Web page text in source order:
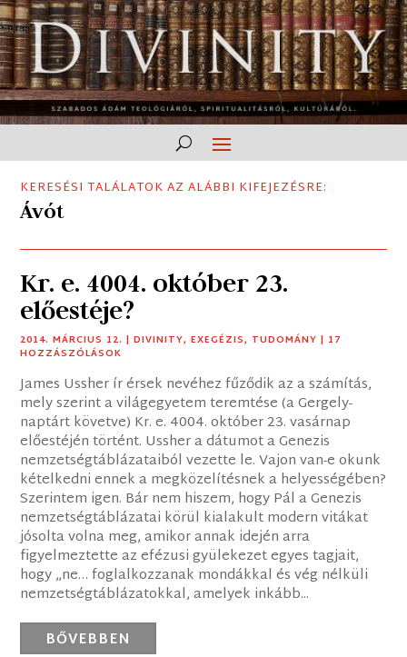
KERESÉSI TALÁLATOK AZ ALÁBBI KIFEJEZÉSRE:
Ávót
Kr. e. 4004. október 23.
előestéje?
2014. MÁRCIUS 12. |DIVINITY,EXEGÉZIS, TUDOMÁNY | 17
HOZZÁSZÓLÁSOK
James Ussher ír érsek nevéhez fűződik az a számítás,
mely szerint a világegyetem teremtése (a Gergely-
naptárt követve) Kr. e. 4004. október 23. vasárnap
előestéjén történt. Ussher a dátumot a Genezis
nemzetségtáblázataiból vezette le. Vajon van-e okunk
kételkedni ennek a megközelítésnek a helyességében?
Szerintem igen. Bár nem hiszem, hogy Pál a Genezis
nemzetségtáblázatai körül kialakult modern vitákat
jósolta volna meg, amikor annak idején arra
figyelmeztette az efézusi gyülekezet egyes tagjait,
hogy „ne… foglalkozzanak mondákkal és vég nélküli
nemzetségtáblázatokkal, amelyek inkább...
BŐVEBBEN